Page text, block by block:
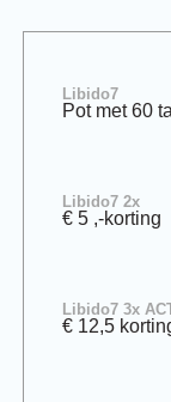
Libido7
Pot met 60
Libido7 2x
€ 5 ,-korting
Libido7 3x
€ 12,5